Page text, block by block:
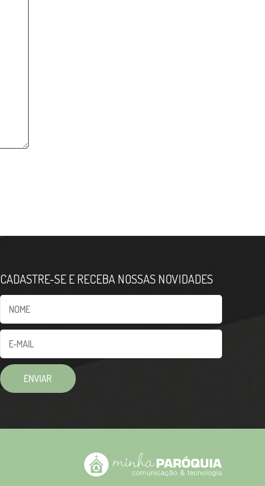
CADASTRE-SE E RECEBA NOSSAS NOVIDADES